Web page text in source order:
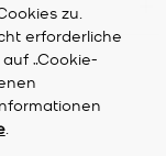
zu.
erforderliche
„Cookie-
.